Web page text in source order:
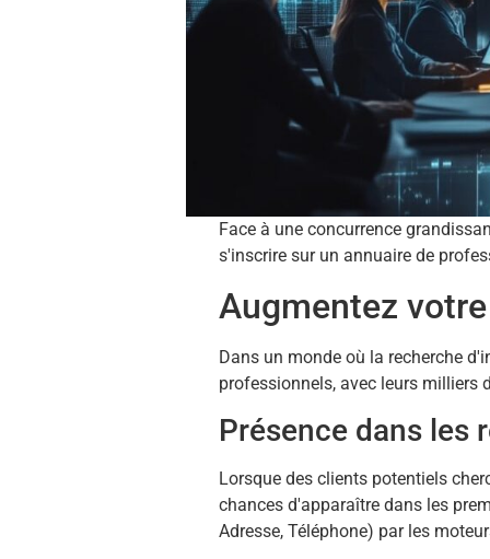
Face à une concurrence
s'inscrire sur un annuaire de
Augmentez
Dans un monde où la recherche
professionnels, avec leurs milliers
Présence dans les
Lorsque des clients potentiels
chances d'apparaître dans les
Adresse, Téléphone) par les